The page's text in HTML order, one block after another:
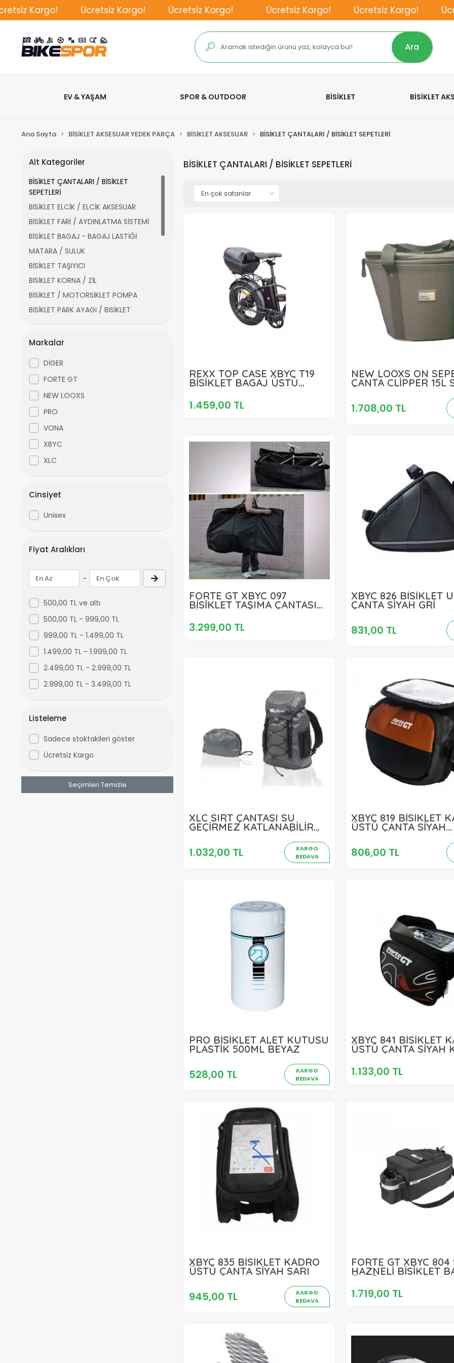
Kargo! Ücretsiz Kargo! Ücretsiz Kargo! Ücretsiz Kargo! Ücretsiz Kargo!
Ara
EV & YAŞAM SPOR & OUTDOOR BİSİKLET BİSİKLET
Ana Sayfa BİSİKLET AKSESUAR YEDEK PARÇA BİSİKLET AKSESUAR BİSİKLET ÇANTALARI / BİSİKLET SEPETLERİ
Alt Kategoriler
BİSİKLET ÇANTALARI / BİSİKLET
SEPETLERİ
BİSİKLET ELCİK / ELCİK AKSESUAR
BİSİKLET FARI / AYDINLATMA SİSTEMİ
BİSİKLET BAGAJ - BAGAJ LASTİĞİ
MATARA / SULUK
BİSİKLET TAŞIYICI
BİSİKLET KORNA / ZİL
BİSİKLET / MOTORSİKLET POMPA
BİSİKLET PARK AYAGI / BİSİKLET
AYAKLIĞI
SAATİ
BİSİKLET AYNALARI
BİSİKLET SÜS / AKSESUAR
BİSİKLET SÜRÜŞ GÖZLÜĞÜ
BİSİKLET MOTOSİKLET KİLİTLERİ
BİSİKLET MOTOSİKLET TELEFON
TUTACAĞI
BİSİKLET MOTOSİKLET POMPA
BİSİKLET SELE / SELE KILIFI
MATARA KAFESİ / SULUK KAFESİ
ELCİK
Markalar
DİGER
FORTE GT
NEW LOOXS
PRO
VONA
XBYC
XLC
Cinsiyet
Unisex
Fiyat Aralıkları
-
500,00 TL ve altı
500,00 TL - 999,00 TL
999,00 TL - 1.499,00 TL
1.499,00 TL - 1.999,00 TL
2.499,00 TL - 2.999,00 TL
2.999,00 TL - 3.499,00 TL
Listeleme
Sadece stoktakileri göster
Ücretsiz Kargo
Seçimleri Temizle
BİSİKLET ÇANTALARI / BİSİKLET SEPETLERİ
REXX TOP CASE XBYC T19
BİSİKLET BAGAJ ÜSTÜ
PLASTİK ÇANTA SİYAH
1.459,00 TL
1.459,00 TL
Sepete Ekle
NEW LOOXS ÖN
ÇANTA CLİPPER 15L
1.708,00 TL
1.708,00 TL
FORTE GT XBYC 097
BİSİKLET TAŞIMA ÇANTASI
SİYAH
3.299,00 TL
3.299,00 TL
Sepete Ekle
XBYC 826 BİSİKLET
ÇANTA SİYAH GRİ
831,00 TL
831,00 TL
XLC SIRT ÇANTASI SU
GEÇİRMEZ KATLANABİLİR
BA-W23 22L ANTRASİT GRİ
1.032,00 TL
KARGO
BEDAVA
1.032,00 TL XBYC 819 BİSİKLET
ÜSTÜ ÇANTA SİYAH
TURUNCU
806,00 TL
806,00 TL
PRO BİSİKLET ALET KUTUSU
PLASTİK 500ML BEYAZ
528,00 TL
KARGO
BEDAVA
528,00 TL XBYC 841 BİSİKLET
ÜSTÜ ÇANTA SİYAH
1.133,00 TL
1.133,00 TL
XBYC 835 BİSİKLET KADRO
ÜSTÜ ÇANTA SİYAH SARI
945,00 TL
KARGO
BEDAVA
945,00 TL FORTE GT XBYC 804
HAZNELİ BİSİKLET
ÜSTÜ ÇANTA SİYAH
1.719,00 TL
1.719,00 TL
Sepete Ekle